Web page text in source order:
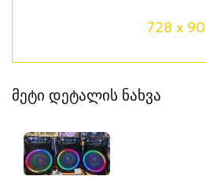
728 x 90
მეტი დეტალის ნახვა